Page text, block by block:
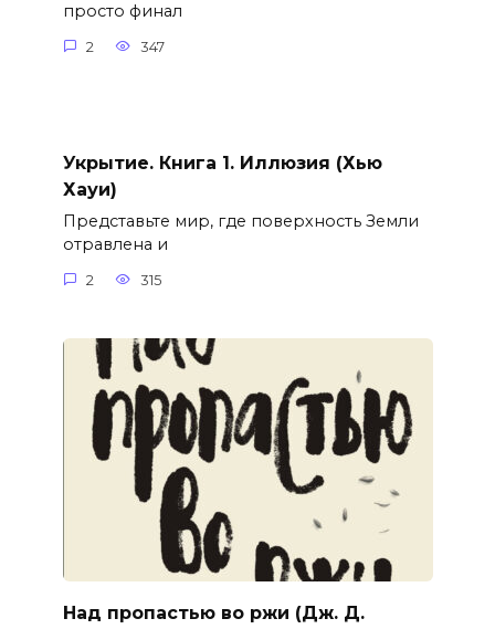
просто финал
2 347
Укрытие. Книга 1. Иллюзия (Хью
Хауи)
Представьте мир, где поверхность Земли
отравлена и
2 315
Над пропастью во ржи (Дж. Д.